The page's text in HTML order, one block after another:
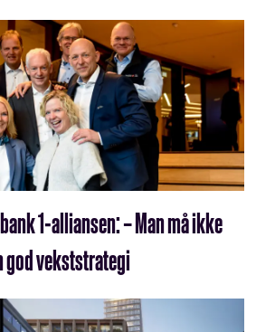
1-alliansen: – Man må ikke
vekststrategi